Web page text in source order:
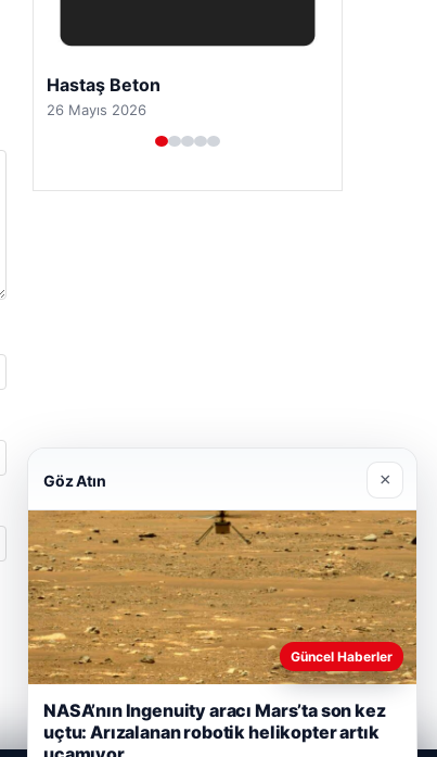
Prenses Night Club
29 Nisan 2026
Göz Atın ×
Güncel Haberler
NASA’nın Ingenuity aracı Mars’ta son kez
uçtu: Arızalanan robotik helikopter artık